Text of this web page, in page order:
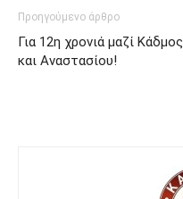
Προηγούμενο άρθρο
Για 12η χρονιά μαζί Κάδμος
και Αναστασίου!